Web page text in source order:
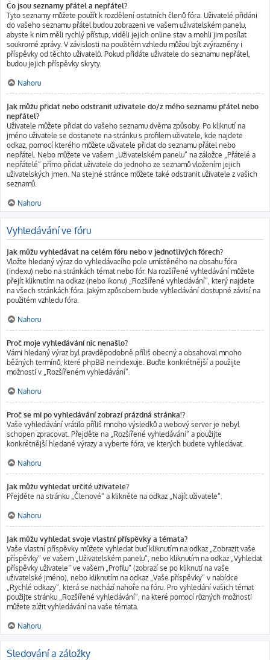
Co jsou seznamy přátel a nepřátel?
Tyto seznamy můžete použít k rozdělení ostatních členů fóra. Uživatelé přidáni
do vašeho seznamu přátel budou zobrazeni ve vašem uživatelském panelu,
abyste k nim měli rychlý přístup, viděli jejich online stav a mohli jim posílat
soukromé zprávy. V závislosti na použitém vzhledu můžou být zvýrazněny i
příspěvky od těchto uživatelů. Pokud přidáte uživatele do seznamu nepřátel,
budou jejich příspěvky skryty.
Nahoru
Jak můžu přidat nebo odstranit uživatele do/z mého seznamu přátel nebo
nepřátel?
Uživatele můžete přidat do vašeho seznamu dvěma způsoby. Po kliknutí na
jméno uživatele se dostanete na stránku s profilem uživatele, kde najdete
odkaz, pomocí kterého můžete uživatele přidat do seznamu přátel nebo
nepřátel. Nebo můžete ve vašem „Uživatelském panelu“ na záložce „Přátelé a
nepřátelé“ přímo přidat uživatele do jednoho ze seznamů vložením jejich
uživatelských jmen. Na stejné stránce můžete také odstranit uživatele z vašich
seznamů.
Nahoru
Vyhledávání ve fóru
Jak můžu vyhledávat na celém fóru nebo v jednotlivých fórech?
Vložte hledaný výraz do vyhledávacího pole umístěného na obsahu fóra
(indexu) nebo na stránkách témat nebo fór. Na rozšířené vyhledávání můžete
přejít kliknutím na odkaz (nebo ikonu) „Rozšířené vyhledávání“, který najdete
na všech stránkách fóra. Jakým způsobem bude vyhledávání dostupné závisí na
použitém vzhledu fóra.
Nahoru
Proč moje vyhledávání nic nenašlo?
Vámi hledaný výraz byl pravděpodobně příliš obecný a obsahoval mnoho
běžných termínů, které phpBB neindexuje. Buďte konkrétnější a použijte
možnosti v „Rozšířeném vyhledávání“.
Nahoru
Proč se mi po vyhledávání zobrazí prázdná stránka!?
Vaše vyhledávání vrátilo příliš mnoho výsledků a webový server je nebyl
schopen zpracovat. Přejděte na „Rozšířené vyhledávání“ a použijte
konkrétnější hledané výrazy a vyberte fóra, ve kterých budete vyhledávat.
Nahoru
Jak můžu vyhledat určité uživatele?
Přejděte na stránku „Členové“ a klikněte na odkaz „Najít uživatele“.
Nahoru
Jak můžu vyhledat svoje vlastní příspěvky a témata?
Vaše vlastní příspěvky můžete vyhledat buď kliknutím na odkaz „Zobrazit vaše
příspěvky“ ve vašem „Uživatelském panelu“, nebo kliknutím na odkaz „Vyhledat
příspěvky uživatele“ ve vašem „Profilu“ (zobrazí se po kliknutí na vaše
uživatelské jméno), nebo kliknutím na odkaz „Vaše příspěvky“ v nabídce
„Rychlé odkazy“, která se nachází nahoře na fóru. Pro vyhledání vašich témat
použijte stránku „Rozšířené vyhledávání“, na které pomocí různých možnosti
můžete zúžit vyhledávání na vaše témata.
Nahoru
Sledování a záložky